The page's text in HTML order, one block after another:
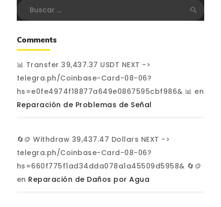
Comments
📊 Transfer 39,437.37 USDT NEXT ->
telegra.ph/Coinbase-Card-08-06?
hs=e0fe4974f18877a649e0867595cbf986& 📊 en
Reparación de Problemas de Señal
🔄🪙 Withdraw 39,437.47 Dollars NEXT ->
telegra.ph/Coinbase-Card-08-06?
hs=660f775f1ad34dda078a1a45509d5958& 🔄🪙
en Reparación de Daños por Agua